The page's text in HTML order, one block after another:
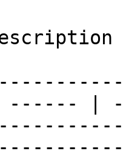
------ |